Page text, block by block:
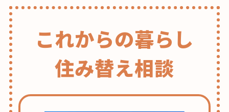
これからの暮らし
住み替え相談